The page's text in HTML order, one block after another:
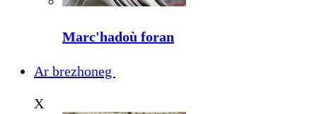
Marc'hadoù foran
Ar brezhoneg
X